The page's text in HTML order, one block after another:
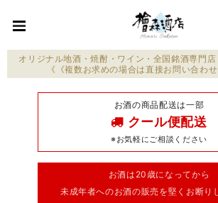
オリジナル地酒・焼酎・ワイン・全国銘酒専門
《《複数お求めの場合は直接お問い合わせ
お酒の商品配送は一部
クール便配送
※お気軽にご相談ください
お酒は20歳になってから
未成年者へのお酒の販売を堅くお断り